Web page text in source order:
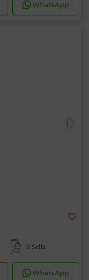
WhatsApp
2 Sdb.
WhatsApp